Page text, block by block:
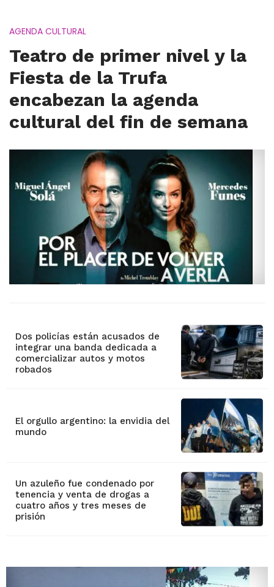
AGENDA CULTURAL
Teatro de primer nivel y la
Fiesta de la Trufa
encabezan la agenda
cultural del fin de semana
Dos policías están acusados de
integrar una banda dedicada a
comercializar autos y motos
robados
El orgullo argentino: la envidia del
mundo
Un azuleño fue condenado por
tenencia y venta de drogas a
cuatro años y tres meses de
prisión